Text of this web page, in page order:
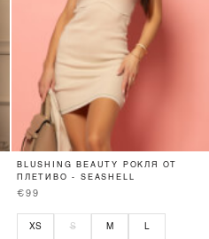
BLUSHING BEAUTY РОКЛЯ ОТ
ПЛЕТИВО - SEASHELL
€99
XS S M